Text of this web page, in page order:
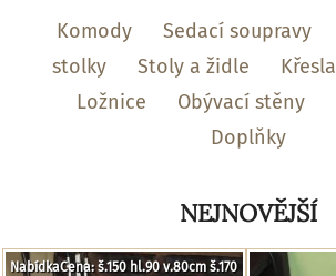
Komody Sedací soupravy
stolky
Stoly a židle Křesla
Ložnice
Obývací stěny
Doplňky
NEJNOVĚJŠÍ
NabídkaCena: š.150 hl.90 v.80cm š.170